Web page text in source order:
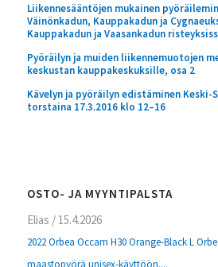
Liikennesääntöjen mukainen
Väinönkadun, Kauppakadun ja
Kauppakadun ja Vaasankadun
Pyöräilyn ja muiden liikennemuotojen
keskustan kauppakeskuksille, osa 2
Kävelyn ja pyöräilyn edistäminen Keski-
torstaina 17.3.2016 klo 12–16
OSTO- JA MYYNTIPALSTA
Elias / 15.4.2026
2022 Orbea Occam H30 Orange-Black L